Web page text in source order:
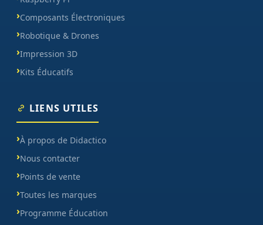
Composants Électroniques
Robotique & Drones
Impression 3D
Kits Éducatifs
LIENS UTILES
À propos de Didactico
Nous contacter
Points de vente
Toutes les marques
Programme Éducation